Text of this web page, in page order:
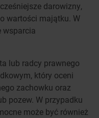
darowizny,
wartości majątku. W
wsparcia
lub radcy prawnego
który oceni
zachowku oraz
pozew. W przypadku
może być również